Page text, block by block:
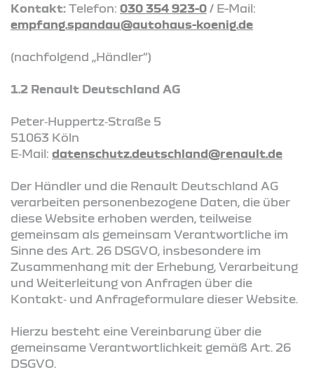
Kontakt: Telefon: 030 354 923-0 / E-Mail:
empfang.spandau@autohaus-koenig.de
(nachfolgend „Händler“)
1.2 Renault Deutschland AG
Peter‑Huppertz‑Straße 5
51063 Köln
E‑Mail: datenschutz.deutschland@renault.de
Der Händler und die Renault Deutschland AG
verarbeiten personenbezogene Daten, die über
diese Website erhoben werden, teilweise
gemeinsam als gemeinsam Verantwortliche im
Sinne des Art. 26 DSGVO, insbesondere im
Zusammenhang mit der Erhebung, Verarbeitung
und Weiterleitung von Anfragen über die
Kontakt‑ und Anfrageformulare dieser Website.
Hierzu besteht eine Vereinbarung über die
gemeinsame Verantwortlichkeit gemäß Art. 26
DSGVO.